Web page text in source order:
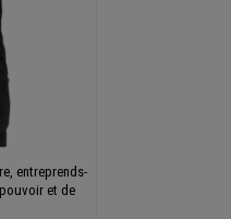
entreprends-
et de